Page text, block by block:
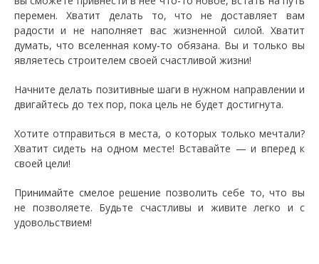
перемен. Хватит делать то, что не доставляет вам
радости и не наполняет вас жизненной силой. Хватит
думать, что вселенная кому-то обязана. Вы и только вы
являетесь строителем своей счастливой жизни!
Начните делать позитивные шаги в нужном направлении и
двигайтесь до тех пор, пока цель не будет достигнута.
Хотите отправиться в места, о которых только мечтали?
Хватит сидеть на одном месте! Вставайте — и вперед к
своей цели!
Принимайте смелое решение позволить себе то, что вы
не позволяете. Будьте счастливы и живите легко и с
удовольствием!